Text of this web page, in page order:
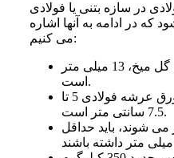
در سازه بتنی یا فولادی
که در ادامه به آنها اشاره
می کنیم:
حداقل پوشش مجاز روی گل میخ، 13 میلی متر
است.
استانداردترین حالت ارتفاع ورق عرشه فولادی 5 تا
7.5 سانتی متر است.
می شوند، باید حداقل